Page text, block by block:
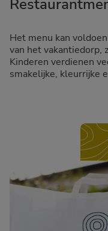
Het menu kan
van het vakantiedorp,
Kinderen verdienen
smakelijke, kleurrijke